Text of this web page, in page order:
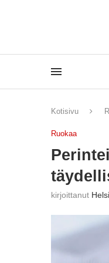
Kotisivu
Ruokaa
kirjoittanut